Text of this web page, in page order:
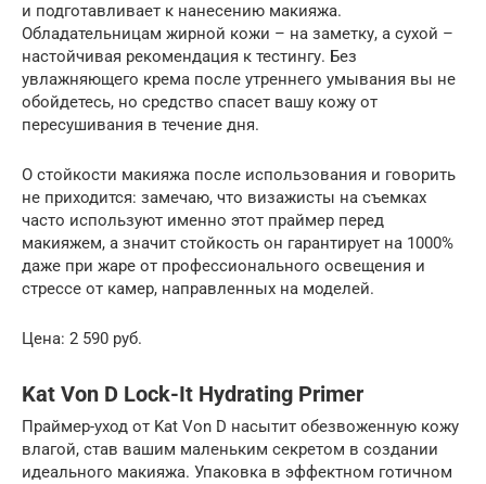
и подготавливает к нанесению макияжа.
Обладательницам жирной кожи – на заметку, а сухой –
настойчивая рекомендация к тестингу. Без
увлажняющего крема после утреннего умывания вы не
обойдетесь, но средство спасет вашу кожу от
пересушивания в течение дня.
О стойкости макияжа после использования и говорить
не приходится: замечаю, что визажисты на съемках
часто используют именно этот праймер перед
макияжем, а значит стойкость он гарантирует на 1000%
даже при жаре от профессионального освещения и
стрессе от камер, направленных на моделей.
Цена: 2 590 руб.
Kat Von D Lock-It Hydrating Primer
Праймер-уход от Kat Von D насытит обезвоженную кожу
влагой, став вашим маленьким секретом в создании
идеального макияжа. Упаковка в эффектном готичном